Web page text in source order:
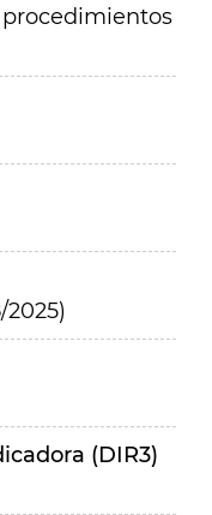
(DIR3)